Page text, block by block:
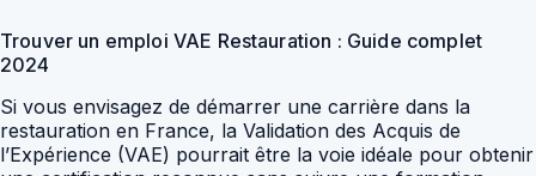
Trouver un emploi VAE Restauration : Guide complet
2024
Si vous envisagez de démarrer une carrière dans la
restauration en France, la Validation des Acquis de
l’Expérience (VAE) pourrait être la voie idéale pour obtenir